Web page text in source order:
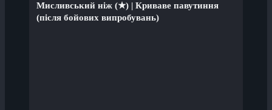
Мисливський ніж (★) | Криваве павутиння
(після бойових випробувань)